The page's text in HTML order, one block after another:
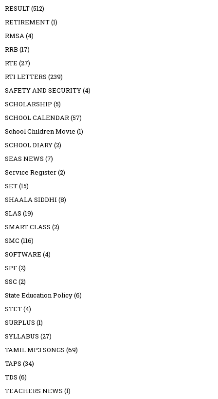
RESULT(512)
RETIREMENT(1)
RMSA(4)
RRB (17)
RTE (27)
RTI LETTERS (239)
SAFETY AND SECURITY(4)
SCHOLARSHIP (5)
SCHOOL CALENDAR(57)
School Children Movie (1)
SCHOOL DIARY(2)
SEAS NEWS (7)
Service Register(2)
SET(15)
SHAALA SIDDHI (8)
SLAS (19)
SMART CLASS (2)
SMC (116)
SOFTWARE (4)
SPF(2)
SSC (2)
State Education Policy(6)
STET(4)
SURPLUS (1)
SYLLABUS (27)
TAMIL MP3 SONGS (69)
TAPS (34)
TDS (6)
TEACHERS NEWS (1)